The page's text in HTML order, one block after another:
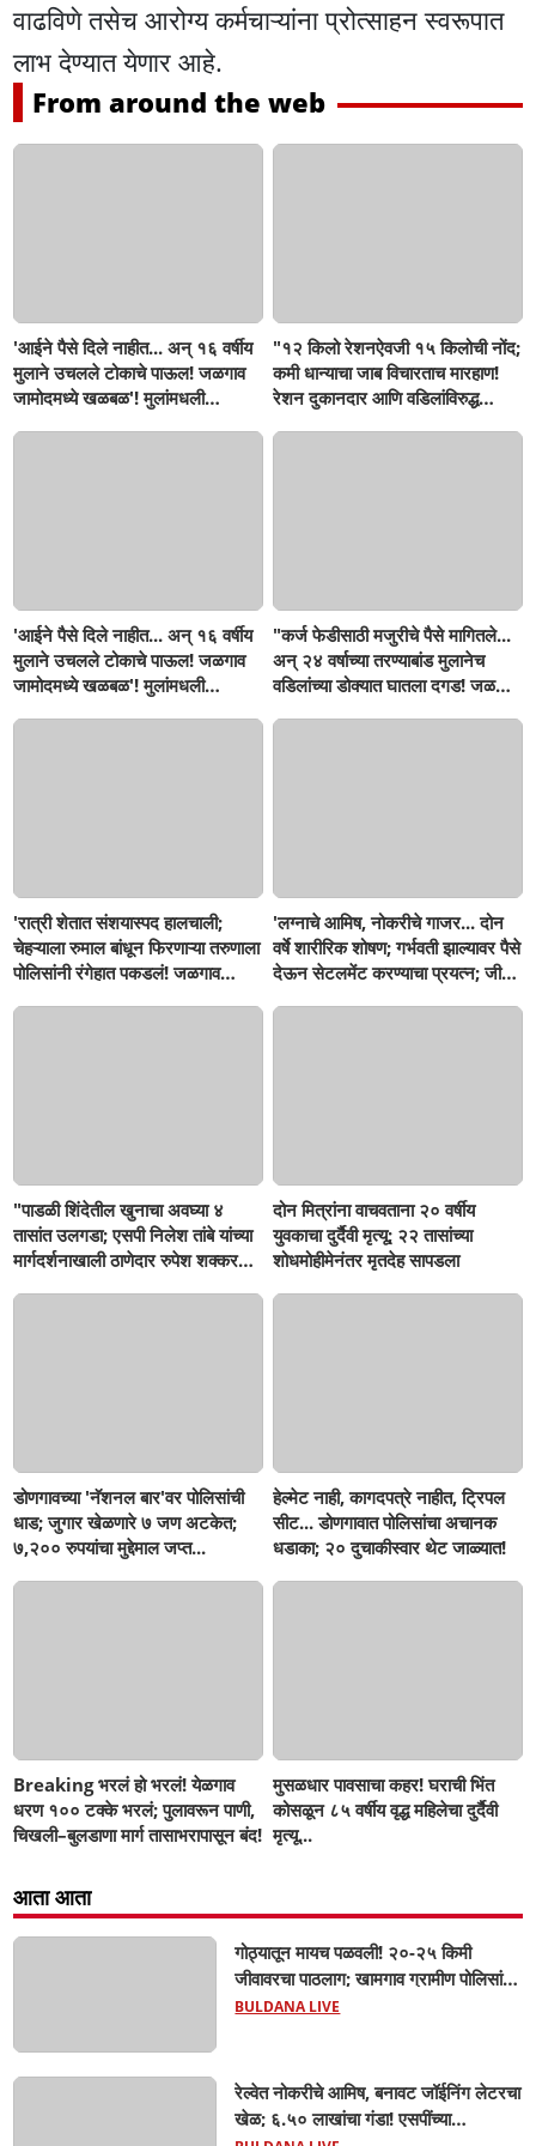
वाढविणे तसेच आरोग्य कर्मचाऱ्यांना प्रोत्साहन स्वरूपात
लाभ देण्यात येणार आहे.
From around the web
'आईने पैसे दिले नाहीत... अन् १६ वर्षीय
मुलाने उचलले टोकाचे पाऊल! जळगाव
जामोदमध्ये खळबळ'! मुलांमधली
"१२ किलो रेशनऐवजी १५ किलोची नोंद;
कमी धान्याचा जाब विचारताच मारहाण!
रेशन दुकानदार आणि वडिलांविरुद्ध
'आईने पैसे दिले नाहीत... अन् १६ वर्षीय
मुलाने उचलले टोकाचे पाऊल! जळगाव
जामोदमध्ये खळबळ'! मुलांमधली
"कर्ज फेडीसाठी मजुरीचे पैसे मागितले...
अन् २४ वर्षाच्या तरण्याबांड मुलानेच
वडिलांच्या डोक्यात घातला दगड! जळगाव
'रात्री शेतात संशयास्पद हालचाली;
चेहऱ्याला रुमाल बांधून फिरणाऱ्या तरुणाला
पोलिसांनी रंगेहात पकडलं! जळगाव
'लग्नाचे आमिष, नोकरीचे गाजर... दोन
वर्षे शारीरिक शोषण; गर्भवती झाल्यावर पैसे
देऊन सेटलमेंट करण्याचा प्रयत्न; जीवे
"पाडळी शिंदेतील खुनाचा अवघ्या ४
तासांत उलगडा; एसपी निलेश तांबे यांच्या
मार्गदर्शनाखाली ठाणेदार रुपेश शक्करगेंची
दोन मित्रांना वाचवताना २० वर्षीय
युवकाचा दुर्दैवी मृत्यू; २२ तासांच्या
शोधमोहीमेनंतर मृतदेह सापडला
डोणगावच्या 'नॅशनल बार'वर पोलिसांची
धाड; जुगार खेळणारे ७ जण अटकेत;
७,२०० रुपयांचा मुद्देमाल जप्त...
हेल्मेट नाही, कागदपत्रे नाहीत, ट्रिपल
सीट... डोणगावात पोलिसांचा अचानक
धडाका; २० दुचाकीस्वार थेट जाळ्यात!
Breaking भरलं हो भरलं! येळगाव
धरण १०० टक्के भरलं; पुलावरून पाणी,
चिखली–बुलडाणा मार्ग तासाभरापासून बंद!
मुसळधार पावसाचा कहर! घराची भिंत
कोसळून ८५ वर्षीय वृद्ध महिलेचा दुर्दैवी
मृत्यू...
आता आता
गोठ्यातून मायच पळवली! २०-२५ किमी
जीवावरचा पाठलाग; खामगाव ग्रामीण पोलिसांनी
गाय वाचवली, चोरटे मात्र अंधाराचा फायदा
BULDANA LIVE
रेल्वेत नोकरीचे आमिष, बनावट जॉईनिंग लेटरचा
खेळ; ६.५० लाखांचा गंडा! एसपींच्या